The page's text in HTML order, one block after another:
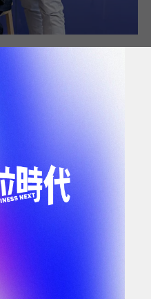
預見的未來，真人員
規模化部署與管理這
不難，但當企業需求的
確保每位 AI 員工都遵
8 Studio 雲發互